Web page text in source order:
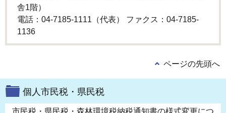
舎1階）
電話：04-7185-1111（代表） ファクス：04-7185-
1136
ページの先頭へ
個人市民税・県民税
市民税・県民税・森林環境税納税通知書の様式変更につ